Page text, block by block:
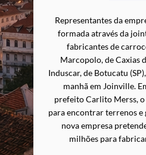
Representantes da
formada através da
fabricantes de
Marcopolo, de Caxias
Induscar, de Botucatu
manhã em Joinville.
prefeito Carlito Merss,
para encontrar terrenos e
nova empresa
milhões para